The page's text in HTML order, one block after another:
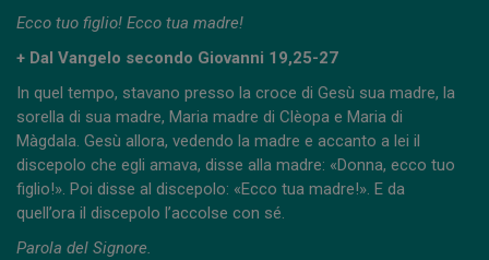
Ecco tuo figlio! Ecco tua madre!
+ Dal Vangelo secondo Giovanni 19,25-27
In quel tempo, stavano presso la croce di Gesù sua madre, la
sorella di sua madre, Maria madre di Clèopa e Maria di
Màgdala. Gesù allora, vedendo la madre e accanto a lei il
discepolo che egli amava, disse alla madre: «Donna, ecco tuo
figlio!». Poi disse al discepolo: «Ecco tua madre!». E da
quell’ora il discepolo l’accolse con sé.
Parola del Signore.